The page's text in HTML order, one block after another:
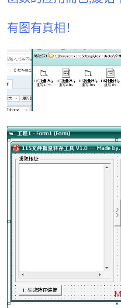
破
有图有真相！